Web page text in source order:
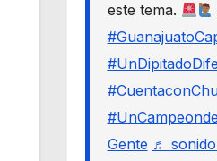
este tema.
Gente ♬ sonido